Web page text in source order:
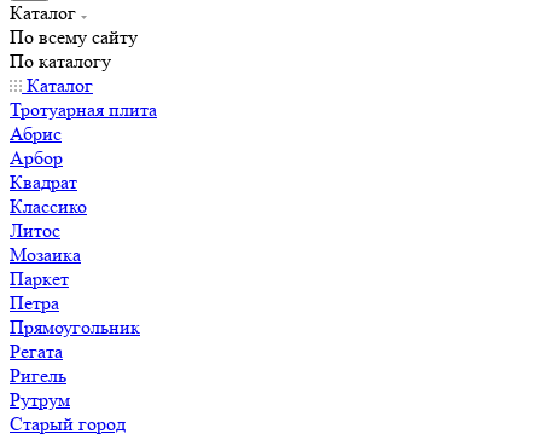
Каталог
По всему сайту
По каталогу
Каталог
Тротуарная плита
Абрис
Арбор
Квадрат
Классико
Литос
Мозаика
Паркет
Петра
Прямоугольник
Регата
Ригель
Рутрум
Старый город